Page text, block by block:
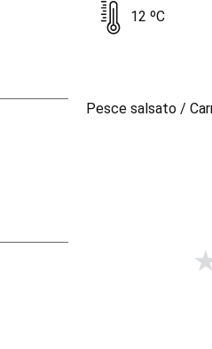
12 ºC
Pesce salsato /